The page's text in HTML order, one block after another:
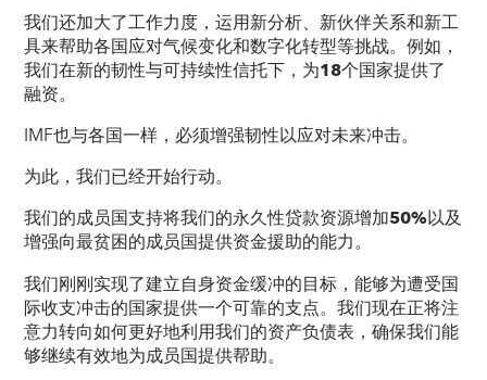
我们还加大了工作力度，运用新分析、新伙伴关系和新工
具来帮助各国应对气候变化和数字化转型等挑战。例如，
我们在新的韧性与可持续性信托下，为18个国家提供了
融资。
IMF也与各国一样，必须增强韧性以应对未来冲击。
为此，我们已经开始行动。
我们的成员国支持将我们的永久性贷款资源增加50%以及
增强向最贫困的成员国提供资金援助的能力。
我们刚刚实现了建立自身资金缓冲的目标，能够为遭受国
际收支冲击的国家提供一个可靠的支点。我们现在正将注
意力转向如何更好地利用我们的资产负债表，确保我们能
够继续有效地为成员国提供帮助。